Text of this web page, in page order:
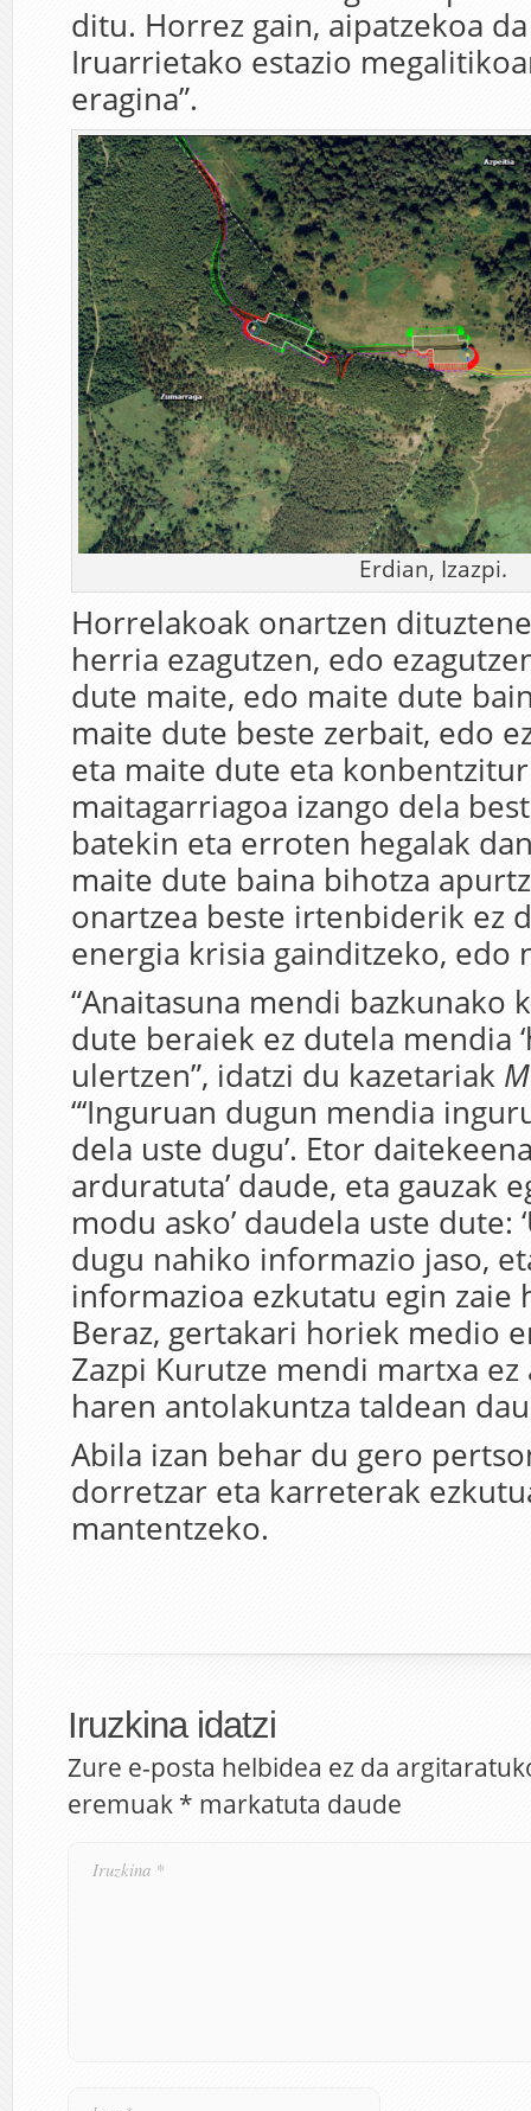
ditu. Horrez gain, aipatzekoa
Iruarrietako estazio
eragina”.
Erdian, Izazpi.
Horrelakoak onartzen
herria ezagutzen, edo
dute maite, edo maite dute
maite dute beste zerbait, edo
eta maite dute eta
maitagarriagoa izango dela
batekin eta erroten hegalak
maite dute baina bihotza
onartzea beste irtenbiderik ez
energia krisia gainditzeko, edo
“Anaitasuna mendi bazkunako
dute beraiek ez dutela mendia
ulertzen”, idatzi du kazetariak
“‘Inguruan dugun mendia
dela uste dugu’. Etor
arduratuta’ daude, eta gauzak
modu asko’ daudela uste dute:
dugu nahiko informazio jaso,
informazioa ezkutatu egin zaie
Beraz, gertakari horiek medio
Zazpi Kurutze mendi martxa
haren antolakuntza taldean
Abila izan behar du gero
dorretzar eta karreterak
mantentzeko.
Iruzkina idatzi
Zure e-posta helbidea ez da
eremuak * markatuta daude